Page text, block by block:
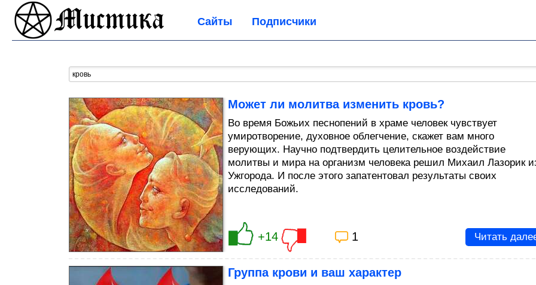
Сайты Подписчики
Может ли молитва изменить кровь?
Во время Божьих песнопений в храме человек чувствует
умиротворение, духовное облегчение, скажет вам много
верующих. Научно подтвердить целительное воздействие
молитвы и мира на организм человека решил Михаил Лазорик
Ужгорода. И после этого запатентовал результаты своих
исследований.
+14 1 Читать
Группа крови и ваш характер